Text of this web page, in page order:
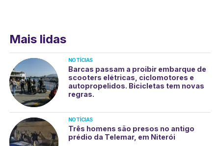
Mais lidas
NOTÍCIAS
Barcas passam a proibir embarque de
scooters elétricas, ciclomotores e
autopropelidos. Bicicletas tem novas
regras.
NOTÍCIAS
Três homens são presos no antigo
prédio da Telemar, em Niterói